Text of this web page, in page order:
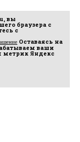
, вы
браузера с
с
Оставаясь на
ваши
метрик Яндекс